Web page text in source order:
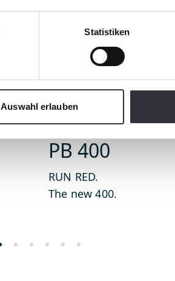
Statistiken
Auswahl erlauben
PB 400
RUN RED.
The new 400.